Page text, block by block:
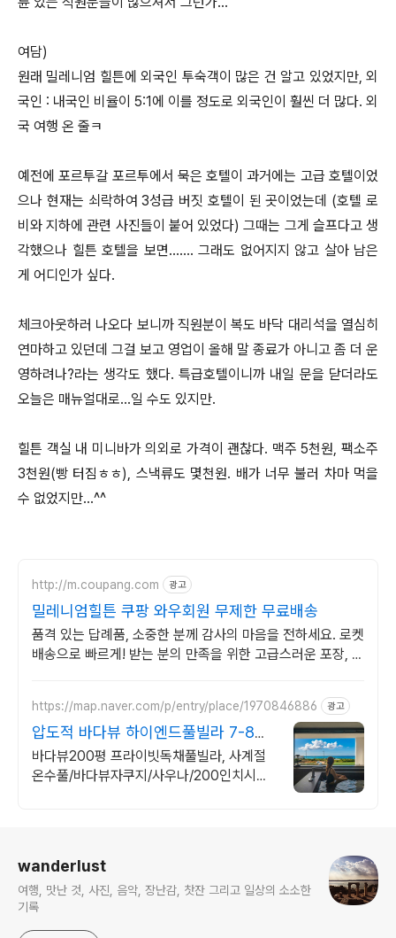
여담)
원래 밀레니엄 힐튼에 외국인 투숙객이 많은 건 알고 있었지만, 외
국인 : 내국인 비율이 5:1에 이를 정도로 외국인이 훨씬 더 많다. 외
국 여행 온 줄ㅋ
예전에 포르투갈 포르투에서 묵은 호텔이 과거에는 고급 호텔이었
으나 현재는 쇠락하여 3성급 버짓 호텔이 된 곳이었는데 (호텔 로
비와 지하에 관련 사진들이 붙어 있었다) 그때는 그게 슬프다고 생
각했으나 힐튼 호텔을 보면……. 그래도 없어지지 않고 살아 남은
게 어디인가 싶다.
체크아웃하러 나오다 보니까 직원분이 복도 바닥 대리석을 열심히
연마하고 있던데 그걸 보고 영업이 올해 말 종료가 아니고 좀 더 운
영하려나?라는 생각도 했다. 특급호텔이니까 내일 문을 닫더라도
오늘은 매뉴얼대로…일 수도 있지만.
힐튼 객실 내 미니바가 의외로 가격이 괜찮다. 맥주 5천원, 팩소주
3천원(빵 터짐ㅎㅎ), 스낵류도 몇천원. 배가 너무 불러 차마 먹을
수 없었지만…^^
http://m.coupang.com 광고
밀레니엄힐튼 쿠팡 와우회원 무제한 무료배송
품격 있는 답례품, 소중한 분께 감사의 마음을 전하세요. 로켓
배송으로 빠르게! 받는 분의 만족을 위한 고급스러운 포장, 와
https://map.naver.com/p/entry/place/1970846886 광고
압도적 바다뷰 하이엔드풀빌라 7-8월
한정 수영장 포함
바다뷰200평 프라이빗독채풀빌라, 사계절
온수풀/바다뷰자쿠지/사우나/200인치시네
wanderlust
여행, 맛난 것, 사진, 음악, 장난감, 찻잔 그리고 일상의 소소한
기록